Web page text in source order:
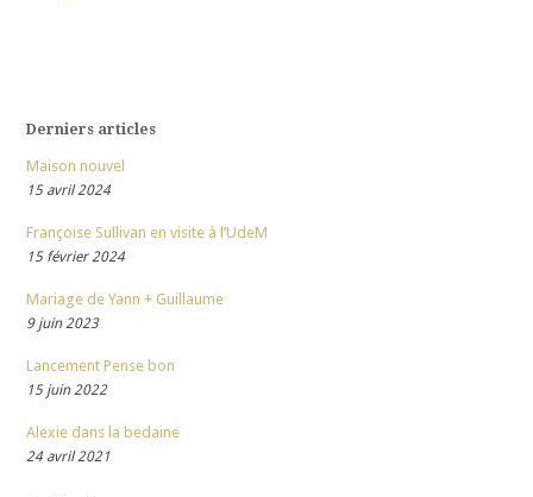
Derniers articles
Maison nouvel
15 avril 2024
Françoise Sullivan en visite à l’UdeM
15 février 2024
Mariage de Yann + Guillaume
9 juin 2023
Lancement Pense bon
15 juin 2022
Alexie dans la bedaine
24 avril 2021